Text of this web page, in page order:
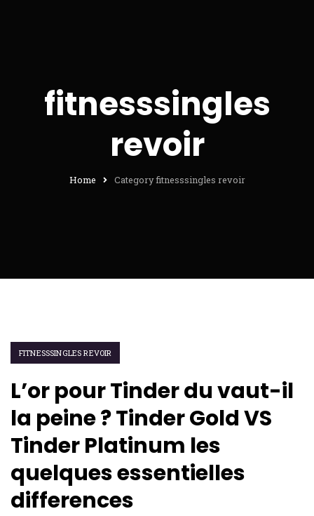
fitnesssingles
revoir
Home Category fitnesssingles revoir
FITNESSSINGLES REVOIR
L’or pour Tinder du vaut-il
la peine ? Tinder Gold VS
Tinder Platinum les
quelques essentielles
differences